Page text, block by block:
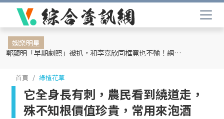
娛樂明星
郭藹明「早期劇照」被扒，和李嘉欣同框竟也不輸！網友：難怪劉青云這麼愛她
首頁 綠植花草
它全身長有刺，農民看到繞道走，
殊不知根價值珍貴，常用來泡酒